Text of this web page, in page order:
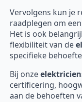
Vervolgens kun je
raadplegen om
Het is ook
flexibiliteit van de
specifieke
Bij onze
certificering,
aan de behoeften